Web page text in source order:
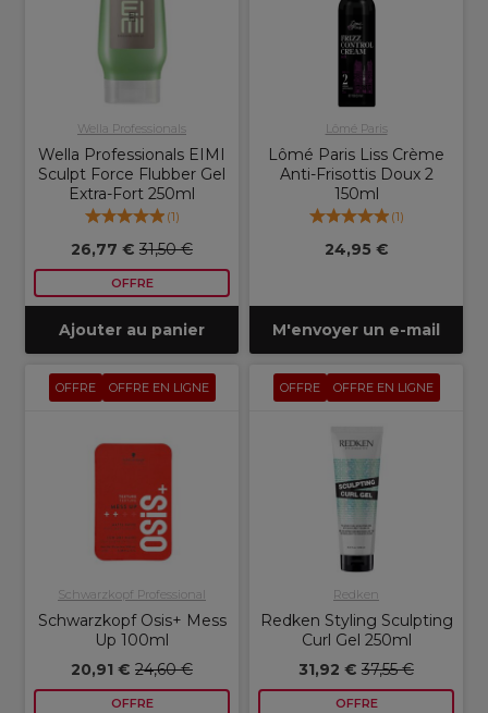
Wella Professionals
Wella Professionals EIMI
Sculpt Force Flubber Gel
Extra-Fort 250ml
(1)
26,77 € 31,50 €
OFFRE
Ajouter au panier
Lômé Paris
Lômé Paris Liss Crème
Anti-Frisottis Doux 2
150ml
(1)
24,95 €
M'envoyer un e-mail
OFFRE OFFRE EN LIGNE
Schwarzkopf Professional
Schwarzkopf Osis+ Mess
Up 100ml
20,91 € 24,60 €
OFFRE
OFFRE OFFRE EN LIGNE
Redken
Redken Styling Sculpting
Curl Gel 250ml
31,92 € 37,55 €
OFFRE